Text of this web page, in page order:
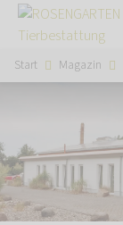
Start Magazin